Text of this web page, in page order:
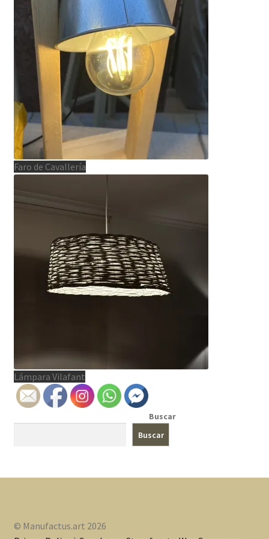
Faro de Cavallería
Lámpara Vilafant
Buscar
Buscar
© Manufactus.art 2026